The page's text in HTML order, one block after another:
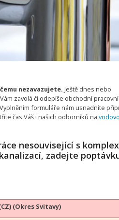
nezavazujete. Ještě dnes nebo
zavolá či odepíše obchodní
formuláře nám usnadníte
čas Váš i našich odborníků na
nesouvisející s
zadejte
(Okres Svitavy)